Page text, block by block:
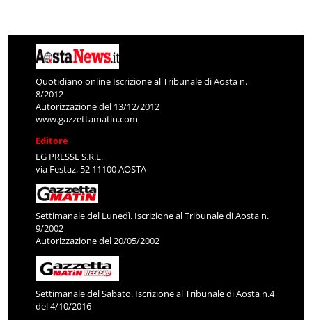
Quotidiano online Iscrizione al Tribunale di Aosta n.
8/2012
Autorizzazione del 13/12/2012
www.gazzettamatin.com
Editore
LG PRESSE S.R.L.
via Festaz, 52 11100 AOSTA
Settimanale del Lunedì. Iscrizione al Tribunale di Aosta n.
9/2002
Autorizzazione del 20/05/2002
Settimanale del Sabato. Iscrizione al Tribunale di Aosta n.4
del 4/10/2016